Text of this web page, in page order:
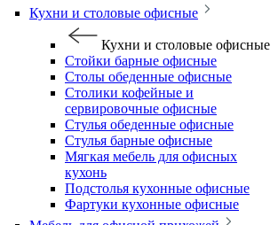
Кухни и столовые офисные
Кухни и столовые офисные
Стойки барные офисные
Столы обеденные офисные
Столики кофейные и
сервировочные офисные
Стулья обеденные офисные
Стулья барные офисные
Мягкая мебель для офисных
кухонь
Подстолья кухонные офисные
Фартуки кухонные офисные